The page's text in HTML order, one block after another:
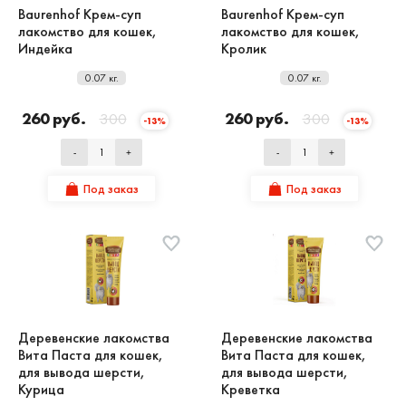
Baurenhof Крем-суп
лакомство для кошек,
Индейка
0.07 кг.
260 руб. 300 -13%
- +
Под заказ
Baurenhof Крем-суп
лакомство для кошек,
Кролик
0.07 кг.
260 руб. 300 -13%
- +
Под заказ
Деревенские лакомства
Вита Паста для кошек,
для вывода шерсти,
Курица
Деревенские лакомства
Вита Паста для кошек,
для вывода шерсти,
Креветка